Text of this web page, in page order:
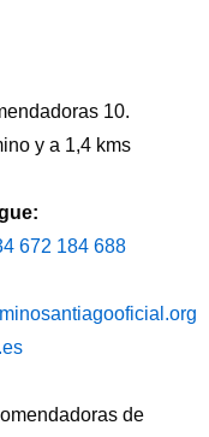
10.
y a 1,4 kms
672 184 688
de